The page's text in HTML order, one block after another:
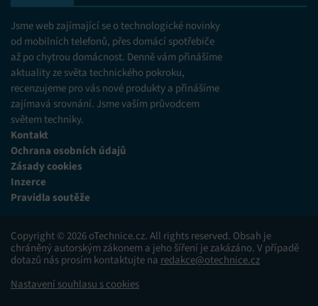
Jsme web zajímající se o technologické novinky
od mobilních telefonů, přes domácí spotřebiče
až po chytrou domácnost. Denně vám přinášíme
aktuality ze světa technického pokroku,
recenzujeme pro vás nové produkty a přinášíme
zajímavá srovnání. Jsme vaším průvodcem
světem techniky.
Kontakt
Ochrana osobních údajů
Zásady cookies
Inzerce
Pravidla soutěže
Copyright © 2026 oTechnice.cz. All rights reserved. Obsah je
chráněný autorským zákonem a jeho šíření je zakázáno. V případě
dotazů nás prosím kontaktujte na redakce@otechnice.cz
Nastavení souhlasu s cookies